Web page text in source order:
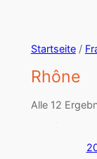
Startseite/
Rhône
Alle 12